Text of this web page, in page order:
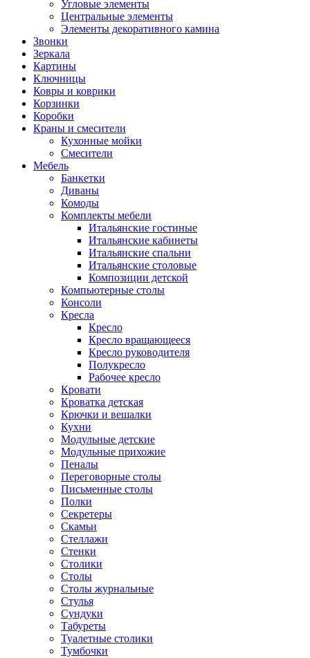
Угловые элементы
Центральные элементы
Элементы декоративного камина
Звонки
Зеркала
Картины
Ключницы
Ковры и коврики
Корзинки
Коробки
Краны и смесители
Кухонные мойки
Смесители
Мебель
Банкетки
Диваны
Комоды
Комплекты мебели
Итальянские гостиные
Итальянские кабинеты
Итальянские спальни
Итальянские столовые
Композиции детской
Компьютерные столы
Консоли
Кресла
Кресло
Кресло вращающееся
Кресло руководителя
Полукресло
Рабочее кресло
Кровати
Кроватка детская
Крючки и вешалки
Кухни
Модульные детские
Модульные прихожие
Пеналы
Переговорные столы
Письменные столы
Полки
Секретеры
Скамьи
Стеллажи
Стенки
Столики
Столы
Столы журнальные
Стулья
Сундуки
Табуреты
Туалетные столики
Тумбочки